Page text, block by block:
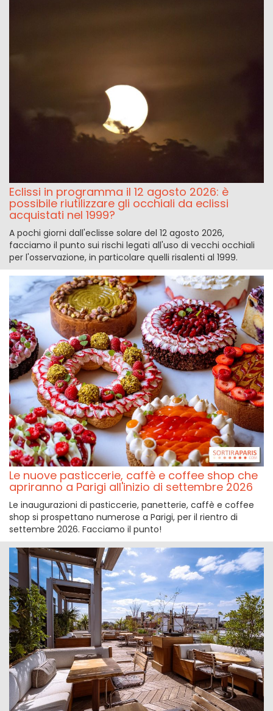
Eclissi in programma il 12 agosto 2026: è
possibile riutilizzare gli occhiali da eclissi
acquistati nel 1999?
A pochi giorni dall'eclisse solare del 12 agosto 2026,
facciamo il punto sui rischi legati all'uso di vecchi occhiali
per l'osservazione, in particolare quelli risalenti al 1999.
Le nuove pasticcerie, caffè e coffee shop che
apriranno a Parigi all'inizio di settembre 2026
Le inaugurazioni di pasticcerie, panetterie, caffè e coffee
shop si prospettano numerose a Parigi, per il rientro di
settembre 2026. Facciamo il punto!